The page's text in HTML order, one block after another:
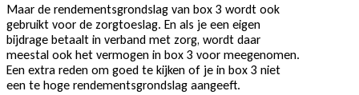
Maar de rendementsgrondslag van box 3 wordt ook
gebruikt voor de zorgtoeslag. En als je een eigen
bijdrage betaalt in verband met zorg, wordt daar
meestal ook het vermogen in box 3 voor meegenomen.
Een extra reden om goed te kijken of je in box 3 niet
een te hoge rendementsgrondslag aangeeft.